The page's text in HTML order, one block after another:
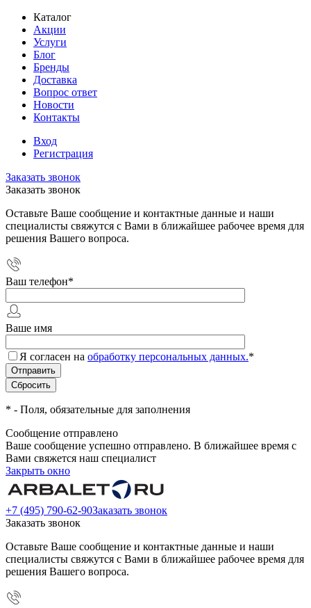
Каталог
Акции
Услуги
Блог
Бренды
Доставка
Вопрос ответ
Новости
Контакты
Вход
Регистрация
Заказать звонок
Заказать звонок
Оставьте Ваше сообщение и контактные данные и наши
специалисты свяжутся с Вами в ближайшее рабочее время для
решения Вашего вопроса.
Ваш телефон*
Ваше имя
Я согласен на обработку персональных данных.*
* - Поля, обязательные для заполнения
Сообщение отправлено
Ваше сообщение успешно отправлено. В ближайшее время с
Вами свяжется наш специалист
Закрыть окно
+7 (495) 790-62-90Заказать звонок
Заказать звонок
Оставьте Ваше сообщение и контактные данные и наши
специалисты свяжутся с Вами в ближайшее рабочее время для
решения Вашего вопроса.